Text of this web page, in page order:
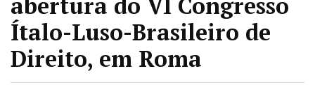
Ítalo-Luso-Brasileiro de
Direito, em Roma